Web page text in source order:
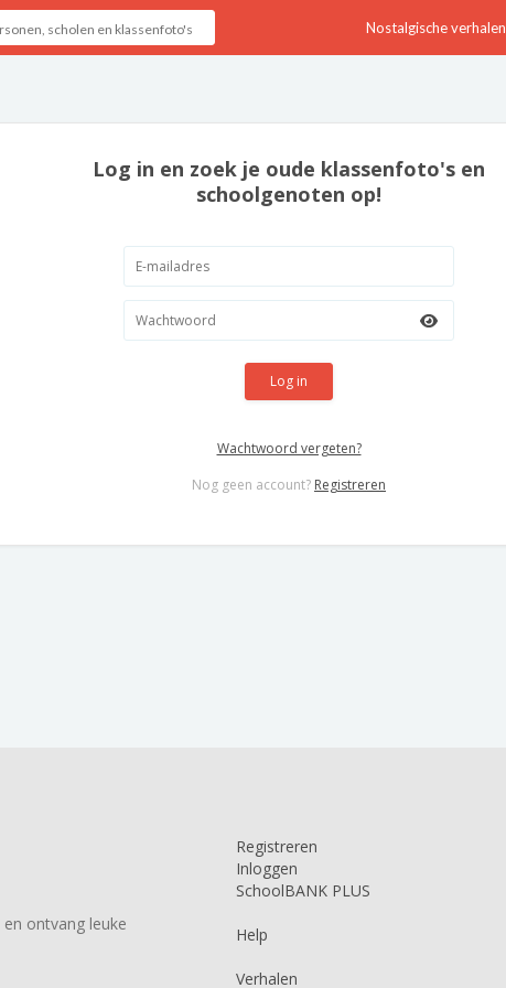
Nostalgische verhalen
Log in en zoek je oude klassenfoto's en
schoolgenoten op!
Log in
Wachtwoord vergeten?
Nog geen account? Registreren
en ontvang leuke
Registreren
Inloggen
SchoolBANK PLUS
Help
Verhalen